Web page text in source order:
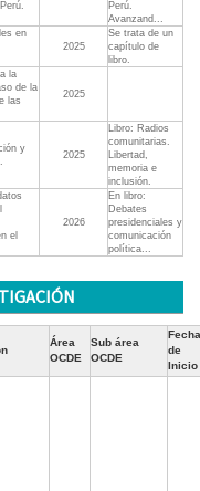
Perú.
Avanzand...
en
2025
Se trata de un
capítulo de
libro.
la
de la
las
2025
y
2025
Libro: Radios
comunitarias.
Libertad,
memoria e
inclusión.
el
2026
En libro:
Debates
presidenciales y
comunicación
política...
Área
OCDE
Sub área
OCDE
Fecha
de
Inicio